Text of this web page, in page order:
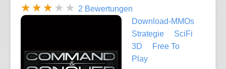
2 Bewertungen
Download-MMOs
Strategie
SciFi
3D
Free To
Play